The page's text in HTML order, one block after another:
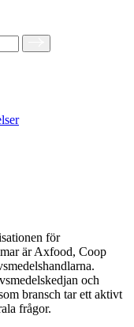
för
är Axfood, Coop
och
bransch tar ett aktivt
frågor.